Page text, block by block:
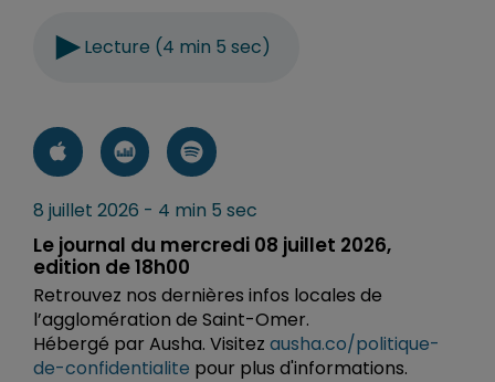
Lecture (4 min 5 sec)
8 juillet 2026 - 4 min 5 sec
Le journal du mercredi 08 juillet 2026,
edition de 18h00
Retrouvez nos dernières infos locales de
l’agglomération de Saint-Omer.
Hébergé par Ausha. Visitez ausha.co/politique-
de-confidentialite pour plus d'informations.